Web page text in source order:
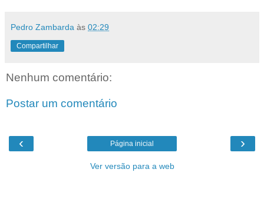
Pedro Zambarda às 02:29
Compartilhar
Nenhum comentário:
Postar um comentário
‹ ›
Página inicial
Ver versão para a web